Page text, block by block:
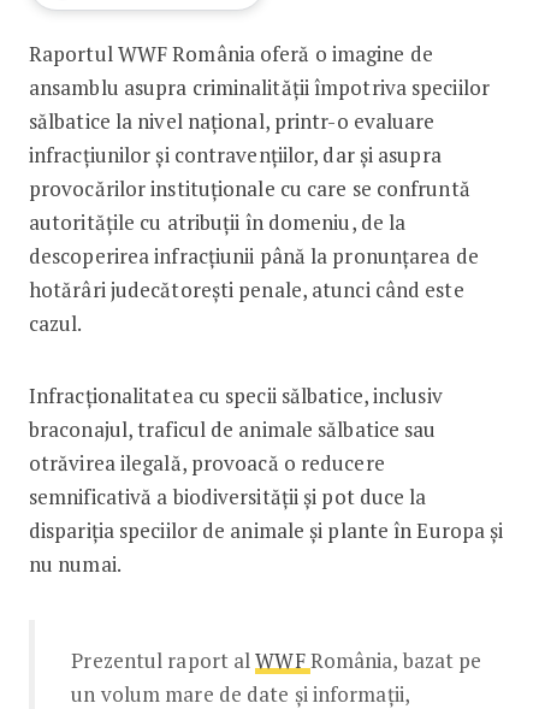
WWF România a publicat raportul
Raportul WWF România oferă o imagine de
ansamblu asupra criminalității împotriva speciilor
sălbatice la nivel național, printr-o evaluare
infracțiunilor și contravențiilor, dar și asupra
provocărilor instituționale cu care se confruntă
autoritățile cu atribuții în domeniu, de la
descoperirea infracțiunii până la pronunțarea de
hotărâri judecătorești penale, atunci când este
cazul.
Infracționalitatea cu specii sălbatice, inclusiv
braconajul, traficul de animale sălbatice sau
otrăvirea ilegală, provoacă o reducere
semnificativă a biodiversității și pot duce la
dispariția speciilor de animale și plante în Europa și
nu numai.
Prezentul raport alWWFRomânia, bazat pe
un volum mare de date și informații,